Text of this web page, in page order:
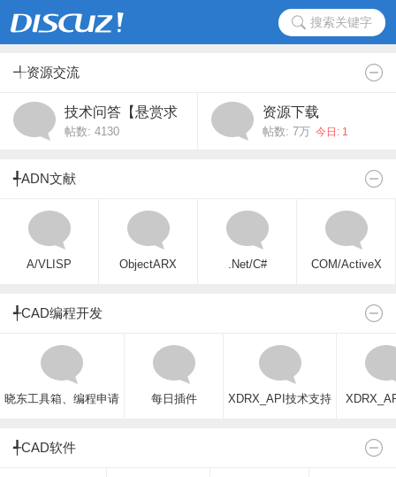
搜索关键字
╃资源交流
技术问答【悬赏求
助】
帖数: 4130
资源下载
帖数: 7万 今日: 1
╃ADN文献
A/VLISP ObjectARX .Net/C# COM/ActiveX
╃CAD编程开发
晓东工具箱、编程申请 每日插件 XDRX_API技术支持
╃CAD软件